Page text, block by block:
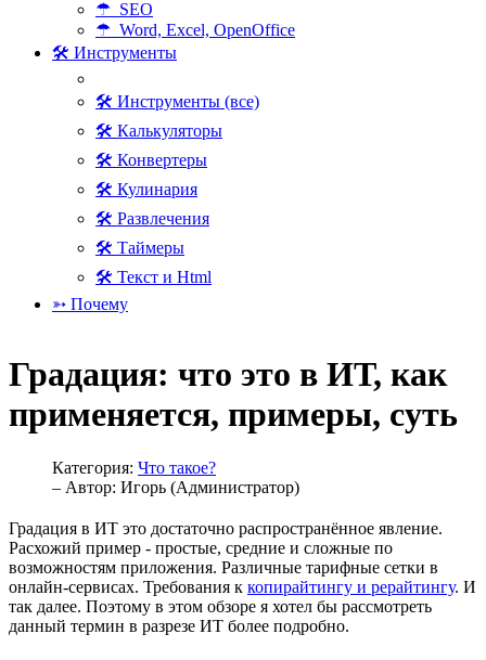
☂ SEO
☂ Word, Excel, OpenOffice
🛠 Инструменты
🛠 Инструменты (все)
🛠 Калькуляторы
🛠 Конвертеры
🛠 Кулинария
🛠 Развлечения
🛠 Таймеры
🛠 Текст и Html
➳ Почему
Градация: что это в ИТ, как
применяется, примеры, суть
Категория: Что такое?
– Автор: Игорь (Администратор)
Градация в ИТ это достаточно распространённое явление.
Расхожий пример - простые, средние и сложные по
возможностям приложения. Различные тарифные сетки в
онлайн-сервисах. Требования к копирайтингу и рерайтингу. И
так далее. Поэтому в этом обзоре я хотел бы рассмотреть
данный термин в разрезе ИТ более подробно.